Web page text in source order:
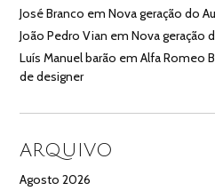
José Branco emNova geração do
João Pedro Vian emNova geração
Luís Manuel barão emAlfa Romeo
de designer
ARQUIVO
Agosto 2026